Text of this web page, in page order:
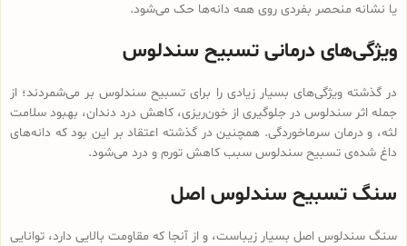
یا نشانه منحصر بفردی روی همه دانه‌ها حک می‌شود.
ویژگی‌های درمانی تسبیح سندلوس
در گذشته ویژگی‌های بسیار زیادی را برای تسبیح سندلوس بر می‌شمردند؛ از
جمله اثر سندلوس در جلوگیری از خون‌ریزی، کاهش درد دندان، بهبود سلامت
لثه، و درمان سرماخوردگی. همچنین در گذشته اعتقاد بر این بود که دانه‌های
داغ شده‌ی تسبیح سندلوس سبب کاهش تورم و درد می‌شود.
سنگ تسبیح سندلوس اصل
سنگ سندلوس اصل بسیار زیباست، و از آنجا که مقاومت بالایی دارد، توانایی